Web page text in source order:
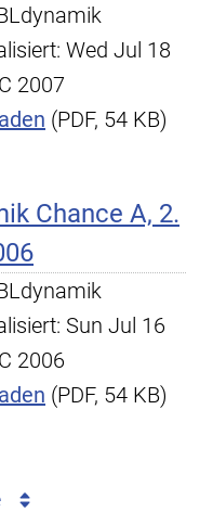
Wed Jul 18
2007
(PDF, 54 KB)
Chance A, 2.
Sun Jul 16
2006
(PDF, 54 KB)